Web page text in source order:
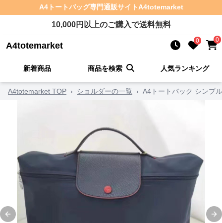
A4トートバッグ専門通販サイト A4totemarket
10,000円以上のご購入で送料無料
A4totemarket 0 0
新着商品 商品を検索 人気ランキング
A4totemarket TOP › ショルダーの一覧 › A4トートバック シンプ
Previous slide